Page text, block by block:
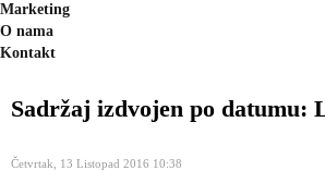
Marketing
O nama
Kontakt
Sadržaj izdvojen po datumu:
Četvrtak, 13 Listopad 2016 10:38